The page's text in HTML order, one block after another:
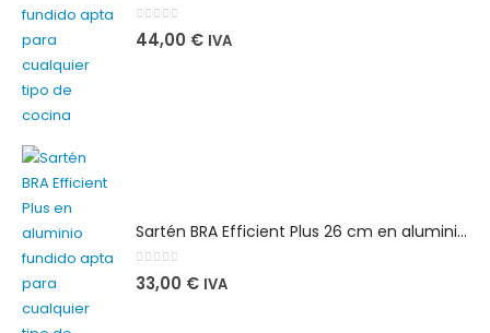
0out of 5
44,00 € IVA
Sartén BRA Efficient Plus 26 cm en aluminio fundido apta para cualquier tipo de cocina
0out of 5
33,00 € IVA